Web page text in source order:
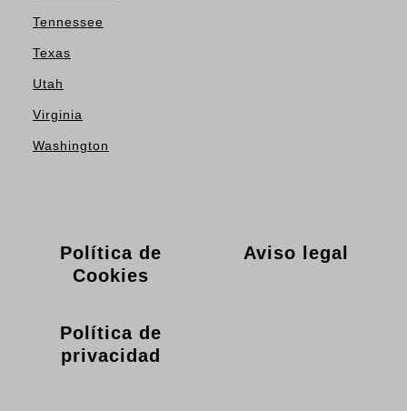
Tennessee
Texas
Utah
Virginia
Washington
Política de
Cookies
Aviso legal
Política de
privacidad